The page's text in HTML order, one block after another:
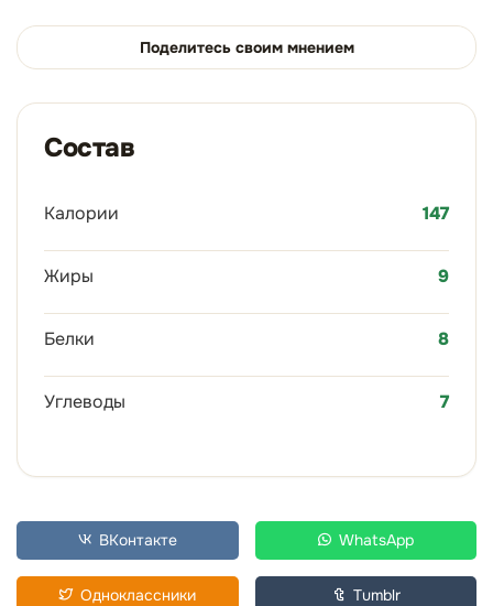
Поделитесь своим мнением
Состав
Калории 147
Жиры 9
Белки 8
Углеводы 7
ВКонтакте WhatsApp
Одноклассники Tumblr